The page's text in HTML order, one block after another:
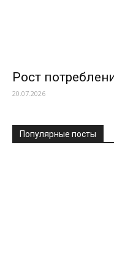
Рост
20.07.2026
Популярные посты